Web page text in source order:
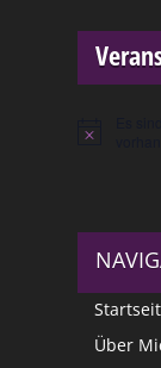
Hinweis
Über